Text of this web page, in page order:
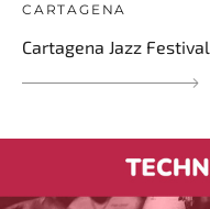
CARTAGENA
Cartagena Jazz Festival